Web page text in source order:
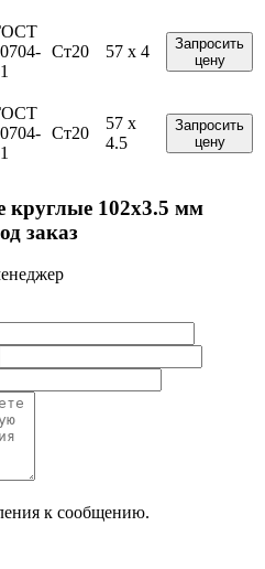
Ст20 57 x 4
Запросить
цену
Ст20
57 x
4.5
Запросить
цену
круглые 102x3.5 мм
заказ
к сообщению.